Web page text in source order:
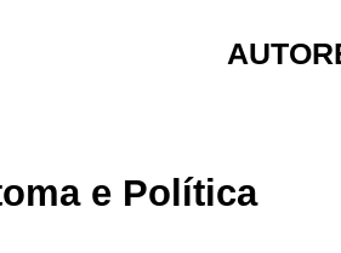
e Política